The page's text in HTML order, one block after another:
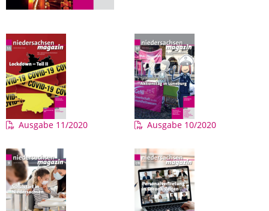
Ausgabe 11/2020 Ausgabe 10/2020